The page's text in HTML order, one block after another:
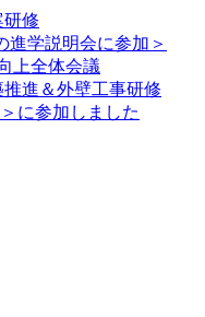
修
進学説明会に参加＞
上全体会議
進＆外壁工事研修
に参加しました